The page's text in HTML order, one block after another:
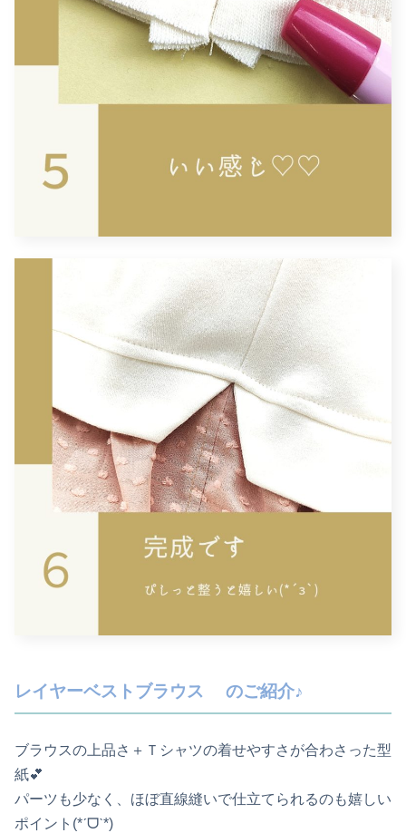
レイヤーベストブラウス のご紹介♪
ブラウスの上品さ＋Ｔシャツの着せやすさが合わさった型
紙💕
パーツも少なく、ほぼ直線縫いで仕立てられるのも嬉しい
ポイント(*ˊᗜˋ*)